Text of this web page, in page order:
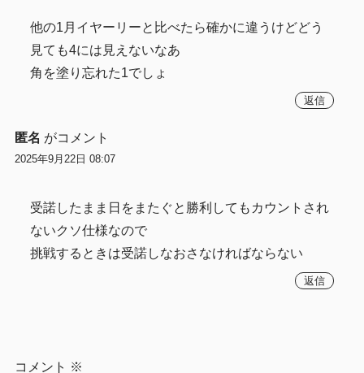
他の1月イヤーリーと比べたら確かに違うけどどう
見ても4には見えないなあ
角を塗り忘れた1でしょ
返信
匿名 がコメント
2025年9月22日 08:07
受諾したまま日をまたぐと勝利してもカウントされ
ないクソ仕様なので
挑戦するときは受諾しなおさなければならない
返信
コメント ※